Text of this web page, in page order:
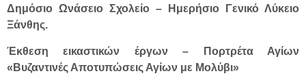
Δημόσιο Ωνάσειο Σχολείο – Ημερήσιο Γενικό Λύκειο
Ξάνθης.
Έκθεση εικαστικών έργων – Πορτρέτα Αγίων
«Βυζαντινές Αποτυπώσεις Αγίων με Μολύβι»